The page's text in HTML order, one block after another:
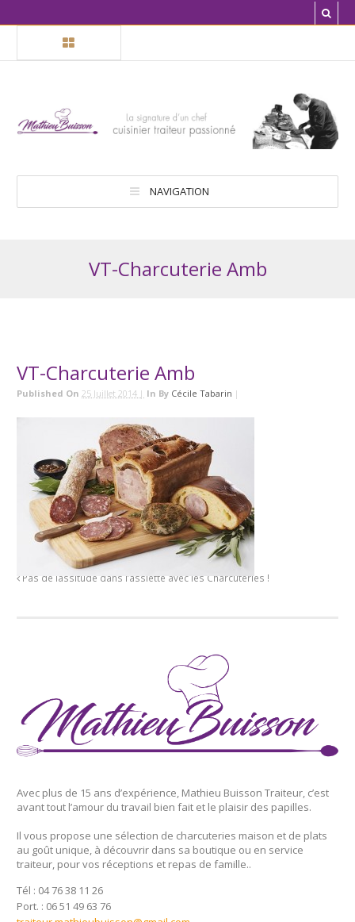
NAVIGATION
VT-Charcuterie Amb
VT-Charcuterie Amb
Published On 25 Juillet 2014 | In By Cécile Tabarin |
Pas de lassitude dans l’assiette avec les Charcuteries !
Avec plus de 15 ans d’expérience, Mathieu Buisson Traiteur, c’est
avant tout l’amour du travail bien fait et le plaisir des papilles.
Il vous propose une sélection de charcuteries maison et de plats
au goût unique, à découvrir dans sa boutique ou en service
traiteur, pour vos réceptions et repas de famille..
Tél : 04 76 38 11 26
Port. : 06 51 49 63 76